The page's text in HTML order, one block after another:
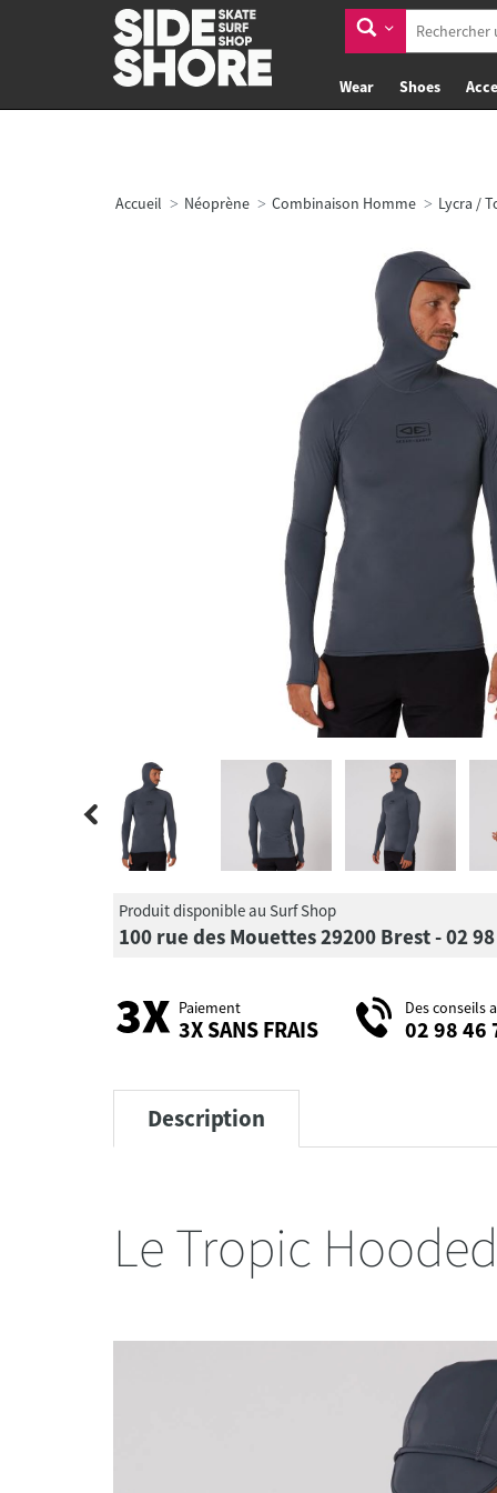
Wear Shoes
Accueil Néoprène Combinaison Homme Lycra /
Produit disponible au Surf Shop
100 rue des Mouettes 29200 Brest - 02
Paiement
3X SANS FRAIS
Des conseils
02 98 46
Description
Le Tropic